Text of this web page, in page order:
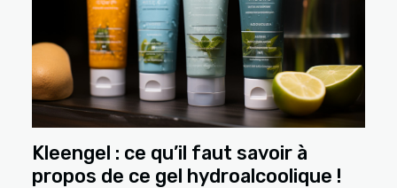
Kleengel : ce qu’il faut savoir à
propos de ce gel hydroalcoolique !